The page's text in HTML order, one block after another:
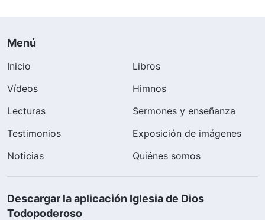
Menú
Inicio
Libros
Vídeos
Himnos
Lecturas
Sermones y enseñanza
Testimonios
Exposición de imágenes
Noticias
Quiénes somos
Descargar la aplicación Iglesia de Dios
Todopoderoso